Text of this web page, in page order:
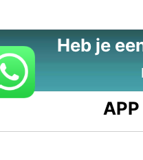
Heb je